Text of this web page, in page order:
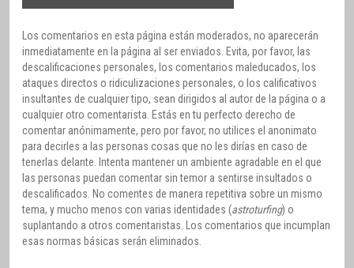
Los comentarios en esta página están moderados, no aparecerán
inmediatamente en la página al ser enviados. Evita, por favor, las
descalificaciones personales, los comentarios maleducados, los
ataques directos o ridiculizaciones personales, o los calificativos
insultantes de cualquier tipo, sean dirigidos al autor de la página o a
cualquier otro comentarista. Estás en tu perfecto derecho de
comentar anónimamente, pero por favor, no utilices el anonimato
para decirles a las personas cosas que no les dirías en caso de
tenerlas delante. Intenta mantener un ambiente agradable en el que
las personas puedan comentar sin temor a sentirse insultados o
descalificados. No comentes de manera repetitiva sobre un mismo
tema, y mucho menos con varias identidades (astroturfing) o
suplantando a otros comentaristas. Los comentarios que incumplan
esas normas básicas serán eliminados.